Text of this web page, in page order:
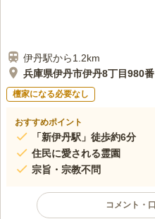
伊丹駅から1.2km
兵庫県伊丹市伊丹8丁目980番
檀家になる必要なし
おすすめポイント
「新伊丹駅」徒歩約6分
住民に愛される霊園
宗旨・宗教不問
コメント・